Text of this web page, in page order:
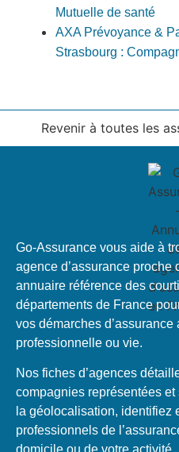
Mutuelle de santé
AXA Prévoyance &
Strasbourg :
Revenir à toutes les
Go-Assurance vous aide à
agence d’assurance proche
annuaire référence des
départements de France
vos démarches
professionnelle ou vie.
Nos fiches d’agences
compagnies représentées
la géolocalisation, identifiez
professionnels de